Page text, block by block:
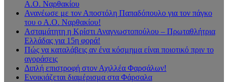
Α.Ο. Ναρθακίου
Ανανέωσε με τον Αποστόλη Παπαδόπουλο για τον πάγκο
του ο Α.Ο. Ναρθακίου!
Ασταμάτητη η Κρίστι Αναγνωστοπούλου – Πρωταθλήτρια
Ελλάδας για 15η φορά!
Πώς να καταλάβεις αν ένα κόσμημα είναι ποιοτικό πριν το
αγοράσεις
Διπλή επιστροφή στον Αχιλλέα Φαρσάλων!
Ενοικιάζεται διαμέρισμα στα Φάρσαλα